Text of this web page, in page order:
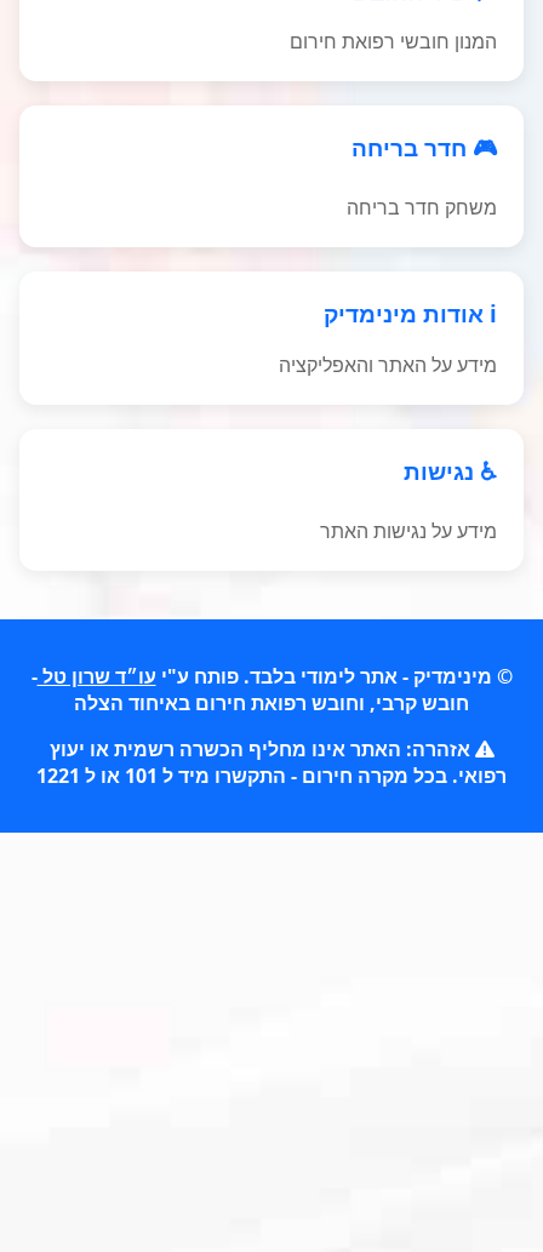
המנון חובשי רפואת חירום
🎮 חדר בריחה
משחק חדר בריחה
ℹ️ אודות מינימדיק
מידע על האתר והאפליקציה
♿ נגישות
מידע על נגישות האתר
© מינימדיק - אתר לימודי בלבד. פותח ע"י עו״ד שרון טל-
חובש קרבי, וחובש רפואת חירום באיחוד הצלה
אזהרה: האתר אינו מחליף הכשרה רשמית או יעוץ
רפואי. בכל מקרה חירום - התקשרו מיד ל 101 או ל 1221